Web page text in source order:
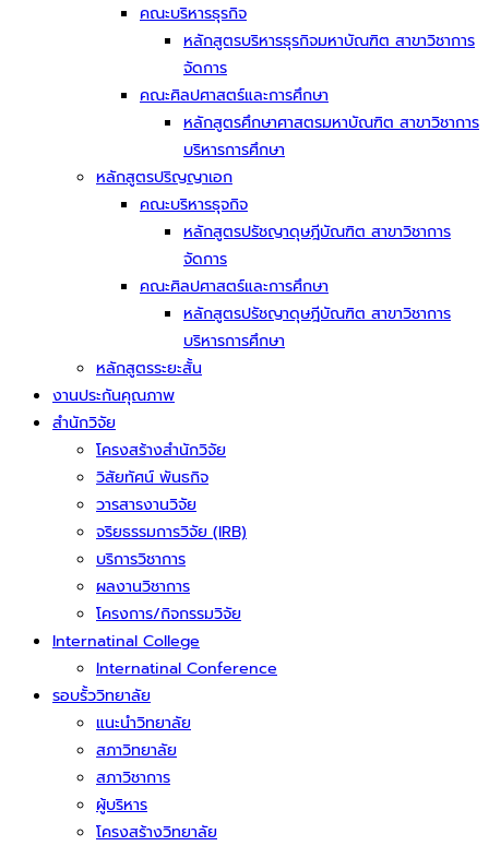
คณะบริหารธุรกิจ
หลักสูตรบริหารธุรกิจมหาบัณฑิต สาขาวิชาการ
จัดการ
คณะศิลปศาสตร์และการศึกษา
หลักสูตรศึกษาศาสตรมหาบัณฑิต สาขาวิชาการ
บริหารการศึกษา
หลักสูตรปริญญาเอก
คณะบริหารธุจกิจ
หลักสูตรปรัชญาดุษฎีบัณฑิต สาขาวิชาการ
จัดการ
คณะศิลปศาสตร์และการศึกษา
หลักสูตรปรัชญาดุษฎีบัณฑิต สาขาวิชาการ
บริหารการศึกษา
หลักสูตรระยะสั้น
งานประกันคุณภาพ
สำนักวิจัย
โครงสร้างสำนักวิจัย
วิสัยทัศน์ พันธกิจ
วารสารงานวิจัย
จริยธรรมการวิจัย (IRB)
บริการวิชาการ
ผลงานวิชาการ
โครงการ/กิจกรรมวิจัย
Internatinal College
Internatinal Conference
รอบรั้ววิทยาลัย
แนะนำวิทยาลัย
สภาวิทยาลัย
สภาวิชาการ
ผู้บริหาร
โครงสร้างวิทยาลัย